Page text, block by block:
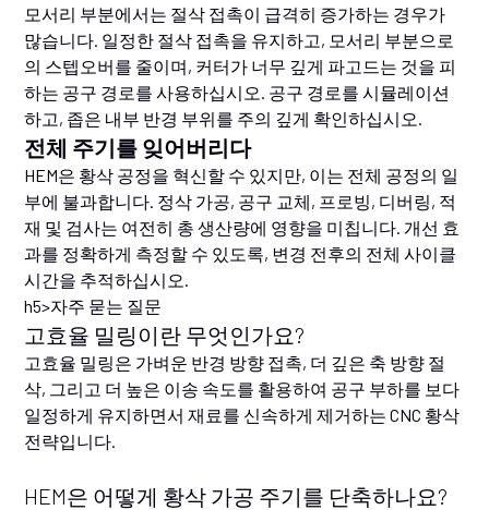
모서리 부분에서는 절삭 접촉이 급격히 증가하는 경우가
많습니다. 일정한 절삭 접촉을 유지하고, 모서리 부분으로
의 스텝오버를 줄이며, 커터가 너무 깊게 파고드는 것을 피
하는 공구 경로를 사용하십시오. 공구 경로를 시뮬레이션
하고, 좁은 내부 반경 부위를 주의 깊게 확인하십시오.
전체 주기를 잊어버리다
HEM은 황삭 공정을 혁신할 수 있지만, 이는 전체 공정의 일
부에 불과합니다. 정삭 가공, 공구 교체, 프로빙, 디버링, 적
재 및 검사는 여전히 총 생산량에 영향을 미칩니다. 개선 효
과를 정확하게 측정할 수 있도록, 변경 전후의 전체 사이클
시간을 추적하십시오.
h5>자주 묻는 질문
고효율 밀링이란 무엇인가요?
고효율 밀링은 가벼운 반경 방향 접촉, 더 깊은 축 방향 절
삭, 그리고 더 높은 이송 속도를 활용하여 공구 부하를 보다
일정하게 유지하면서 재료를 신속하게 제거하는 CNC 황삭
전략입니다.
HEM은 어떻게 황삭 가공 주기를 단축하나요?